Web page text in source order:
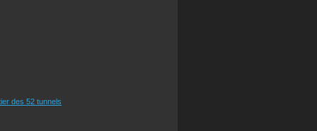
des 52 tunnels